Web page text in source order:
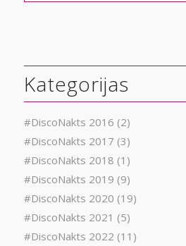
Kategorijas
#DiscoNakts 2016 (2)
#DiscoNakts 2017 (3)
#DiscoNakts 2018 (1)
#DiscoNakts 2019 (9)
#DiscoNakts 2020 (19)
#DiscoNakts 2021 (5)
#DiscoNakts 2022 (11)